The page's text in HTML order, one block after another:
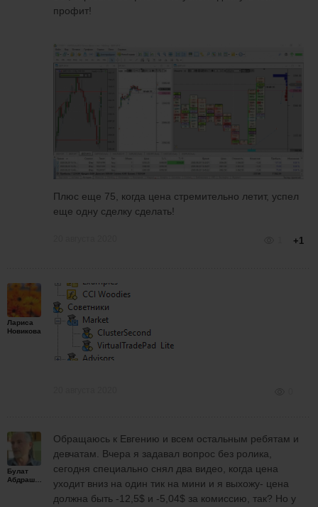
профит!
Плюс еще 75, когда цена стремительно летит, успел
еще одну сделку сделать!
+1
Лариса
Новикова
Булат
Абдрашитов
Обращаюсь к Евгению и всем остальным ребятам и
девчатам. Вчера я задавал вопрос без ролика,
сегодня специально снял два видео, когда цена
уходит вниз на один тик на мини и я выхожу- цена
должна быть -12,5$ и -5,04$ за комиссию, так? Но у